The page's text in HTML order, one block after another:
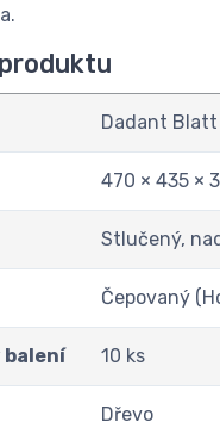
Dadant
470 × 435 ×
Stlučený,
Čepovaný
balení 10 ks
Dřevo